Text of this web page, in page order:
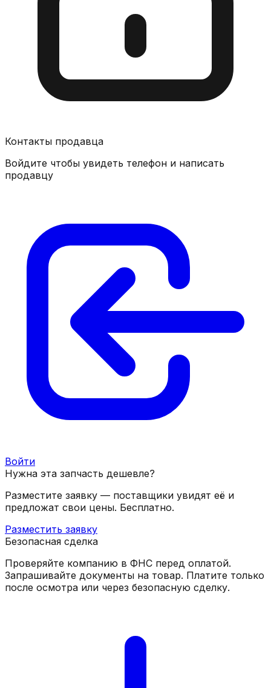
Контакты продавца
Войдите чтобы увидеть телефон и написать
продавцу
Войти
Нужна эта запчасть дешевле?
Разместите заявку — поставщики увидят её и
предложат свои цены. Бесплатно.
Разместить заявку
Безопасная сделка
Проверяйте компанию в ФНС перед оплатой.
Запрашивайте документы на товар. Платите только
после осмотра или через безопасную сделку.